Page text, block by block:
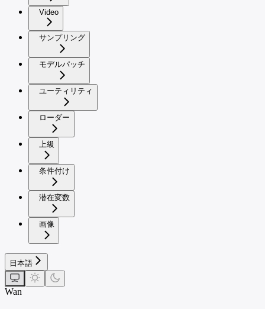
Video
サンプリング
モデルパッチ
ユーティリティ
ローダー
上級
条件付け
潜在変数
画像
日本語
Wan